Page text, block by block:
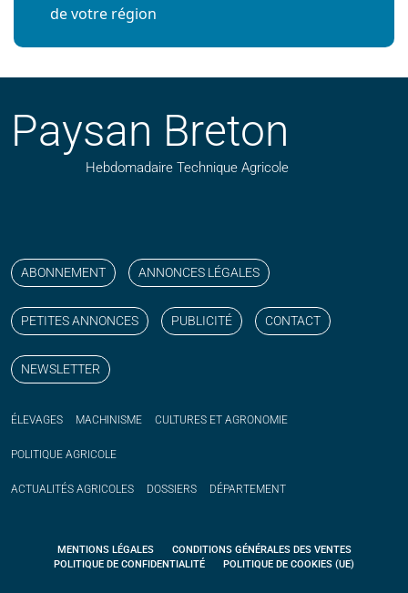
de votre région
Paysan Breton
Hebdomadaire Technique Agricole
ABONNEMENT ANNONCES LÉGALES
PETITES ANNONCES PUBLICITÉ CONTACT
NEWSLETTER
ÉLEVAGES MACHINISME CULTURES ET AGRONOMIE
POLITIQUE AGRICOLE
ACTUALITÉS AGRICOLES DOSSIERS DÉPARTEMENT
MENTIONS LÉGALES
CONDITIONS GÉNÉRALES DES VENTES
POLITIQUE DE CONFIDENTIALITÉ
POLITIQUE DE COOKIES (UE)